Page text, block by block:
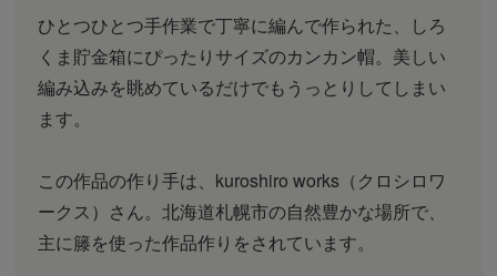
ひとつひとつ手作業で丁寧に編んで作られた、しろ
くま貯金箱にぴったりサイズのカンカン帽。美しい
編み込みを眺めているだけでもうっとりしてしまい
ます。
この作品の作り手は、kuroshiro works（クロシロワ
ークス）さん。北海道札幌市の自然豊かな場所で、
主に籐を使った作品作りをされています。